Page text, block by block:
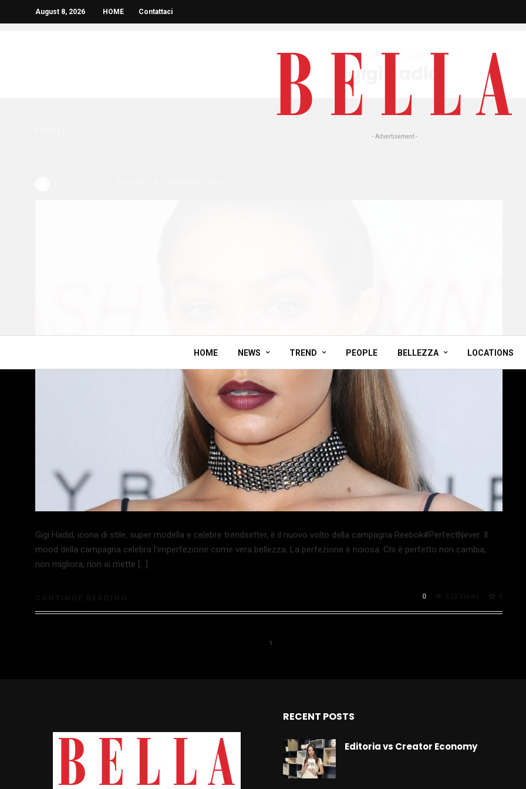
August 8, 2026 HOME Contattaci
- Advertisement -
HOME NEWS TREND PEOPLE BELLEZZA LOCATIONS
HOME » GIGI HADID
gigi hadid
Gigi Hadid, icona di stile, super modella e celebre trendsetter, è il nuovo volto della campagna Reebok#PerfectNever. Il
mood della campagna celebra l’imperfezione come vera bellezza. La perfezione è noiosa. Chi è perfetto non cambia,
non migliora, non si mette […]
0
1
RECENT POSTS
Editoria vs Creator Economy